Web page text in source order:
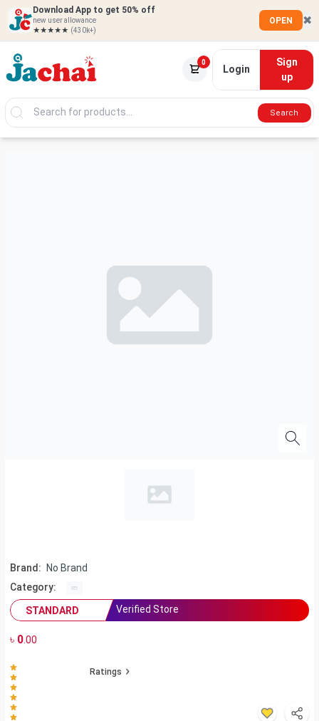
Download App to get 50% off
new user allowance
★★★★★ (430k+)
OPEN ✖
0
Login
Sign
up
Search
Brand:
No Brand
Category:
STANDARD
Verified Store
৳ 0.00
Ratings